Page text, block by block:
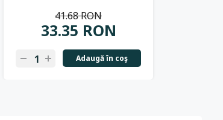
33.35 RON
41.68 RON
Adaugă în coş